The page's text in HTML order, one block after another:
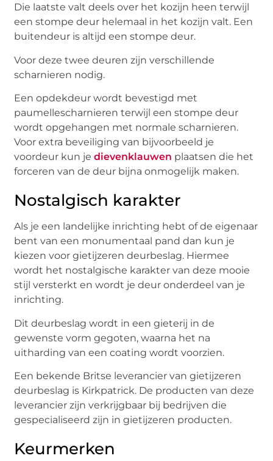
Die laatste valt deels over het kozijn heen terwijl
een stompe deur helemaal in het kozijn valt. Een
buitendeur is altijd een stompe deur.
Voor deze twee deuren zijn verschillende
scharnieren nodig.
Een opdekdeur wordt bevestigd met
paumellescharnieren terwijl een stompe deur
wordt opgehangen met normale scharnieren.
Voor extra beveiliging van bijvoorbeeld je
voordeur kun jedievenklauwen plaatsen die het
forceren van de deur bijna onmogelijk maken.
Nostalgisch karakter
Als je een landelijke inrichting hebt of de eigenaar
bent van een monumentaal pand dan kun je
kiezen voor gietijzeren deurbeslag. Hiermee
wordt het nostalgische karakter van deze mooie
stijl versterkt en wordt je deur onderdeel van je
inrichting.
Dit deurbeslag wordt in een gieterij in de
gewenste vorm gegoten, waarna het na
uitharding van een coating wordt voorzien.
Een bekende Britse leverancier van gietijzeren
deurbeslag is Kirkpatrick. De producten van deze
leverancier zijn verkrijgbaar bij bedrijven die
gespecialiseerd zijn in gietijzeren producten.
Keurmerken